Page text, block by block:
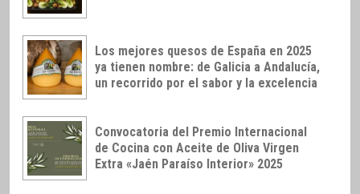
Los mejores quesos de España en 2025
ya tienen nombre: de Galicia a Andalucía,
un recorrido por el sabor y la excelencia
Convocatoria del Premio Internacional
de Cocina con Aceite de Oliva Virgen
Extra «Jaén Paraíso Interior» 2025